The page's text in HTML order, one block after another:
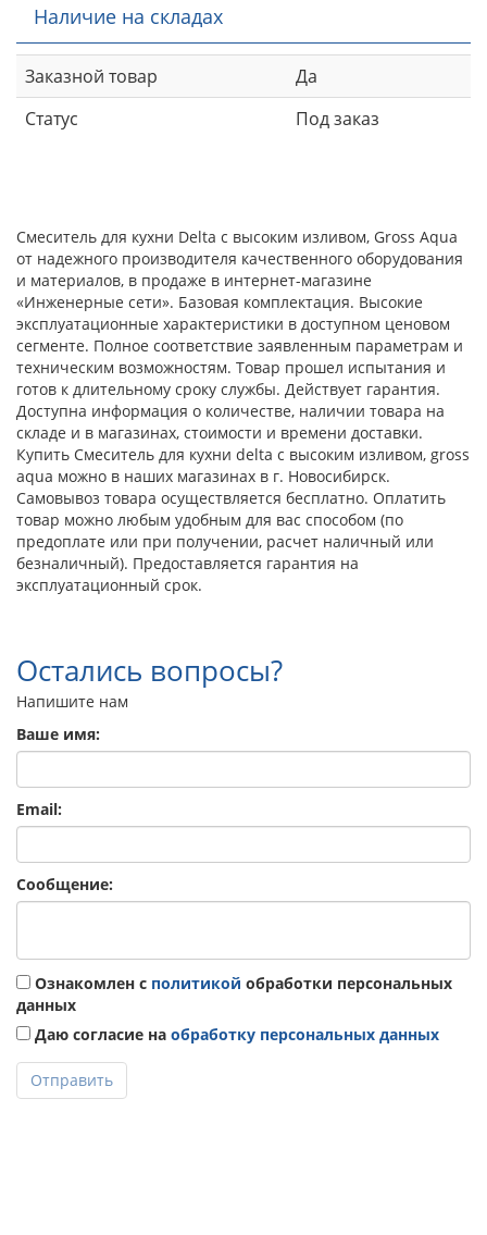
Наличие на складах
Заказной товар
Да
Статус
Под заказ
Смеситель для кухни Delta с высоким изливом, Gross Aqua
от надежного производителя качественного оборудования
и материалов, в продаже в интернет-магазине
«Инженерные сети». Базовая комплектация. Высокие
эксплуатационные характеристики в доступном ценовом
сегменте. Полное соответствие заявленным параметрам и
техническим возможностям. Товар прошел испытания и
готов к длительному сроку службы. Действует гарантия.
Доступна информация о количестве, наличии товара на
складе и в магазинах, стоимости и времени доставки.
Купить Смеситель для кухни delta с высоким изливом, gross
aqua можно в наших магазинах в г. Новосибирск.
Самовывоз товара осуществляется бесплатно. Оплатить
товар можно любым удобным для вас способом (по
предоплате или при получении, расчет наличный или
безналичный). Предоставляется гарантия на
эксплуатационный срок.
Остались вопросы?
Напишите нам
Ваше имя:
Email:
Сообщение:
Ознакомлен с политикой обработки персональных
данных
Даю согласие на обработку персональных данных
Отправить